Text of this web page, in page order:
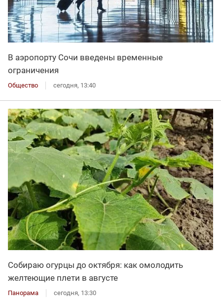
В аэропорту Сочи введены временные
ограничения
Общество сегодня, 13:40
Собираю огурцы до октября: как омолодить
желтеющие плети в августе
Панорама сегодня, 13:30